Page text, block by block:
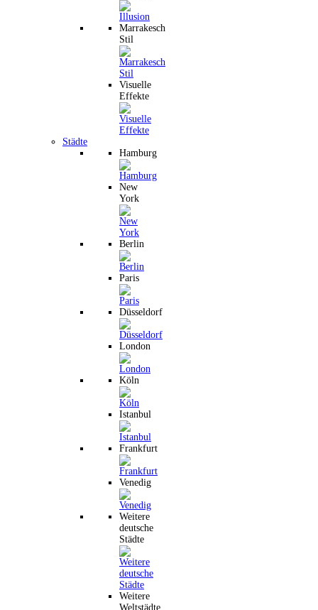
Marrakesch
Stil
Visuelle
Effekte
Städte
Hamburg
New
York
Berlin
Paris
Düsseldorf
London
Köln
Istanbul
Frankfurt
Venedig
Weitere
deutsche
Städte
Weitere
Weltstädte